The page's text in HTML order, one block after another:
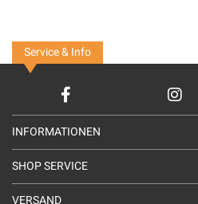
Service & Info
INFORMATIONEN
SHOP SERVICE
VERSAND